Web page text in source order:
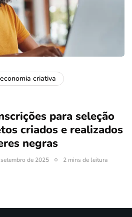
economia criativa
para seleção
criados e realizados
negras
de 2025 2 mins de leitura